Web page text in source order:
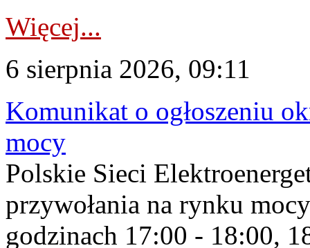
Więcej...
6 sierpnia 2026, 09:11
Komunikat o ogłoszeniu
mocy
Polskie Sieci
przywołania na rynku
godzinach 17:00 - 18:00,